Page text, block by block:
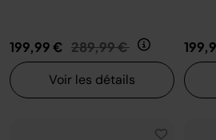
199,99 € Prix réduit de
289,99 € au
Voir les détails